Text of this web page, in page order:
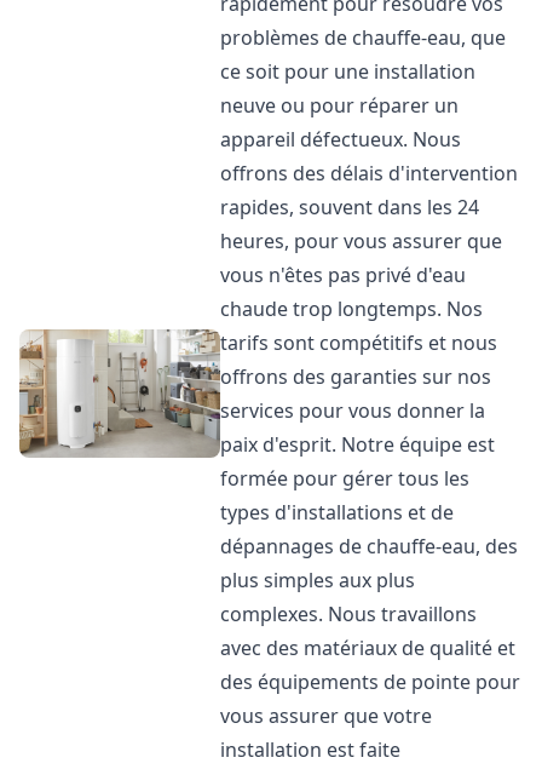
problèmes de chauffe-eau, que
ce soit pour une installation
neuve ou pour réparer un
appareil défectueux. Nous
offrons des délais d'intervention
rapides, souvent dans les 24
heures, pour vous assurer que
vous n'êtes pas privé d'eau
chaude trop longtemps. Nos
tarifs sont compétitifs et nous
offrons des garanties sur nos
services pour vous donner la
paix d'esprit. Notre équipe est
formée pour gérer tous les
types d'installations et de
dépannages de chauffe-eau, des
plus simples aux plus
complexes. Nous travaillons
avec des matériaux de qualité et
des équipements de pointe pour
vous assurer que votre
installation est faite